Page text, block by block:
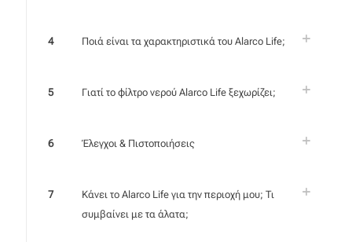
4 Ποιά είναι τα χαρακτηριστικά του Alarco Life;
5 Γιατί το φίλτρο νερού Alarco Life ξεχωρίζει;
6 Έλεγχοι & Πιστοποιήσεις
7
Κάνει το Alarco Life για την περιοχή μου; Τι
συμβαίνει με τα άλατα;